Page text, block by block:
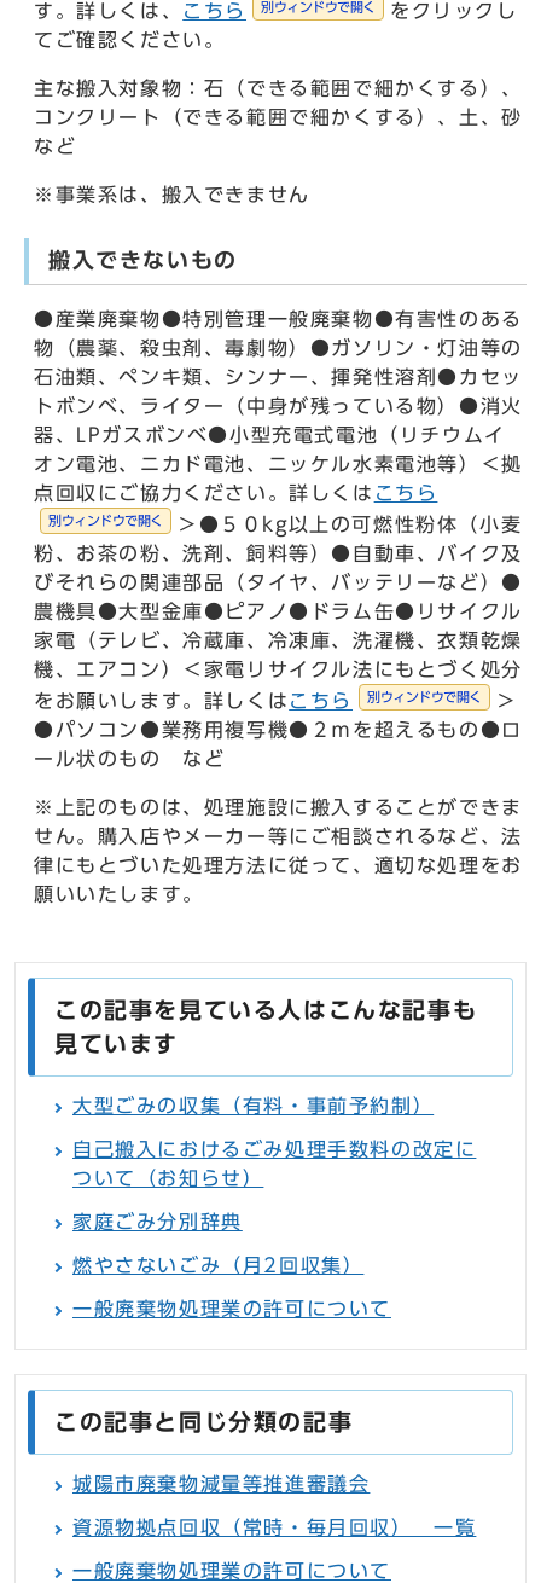
す。詳しくは、 こちら 別ウィンドウで開く
をクリックし
てご確認ください。
主な搬入対象物：石（できる範囲で細かくする）、
コンクリート（できる範囲で細かくする）、土、砂
など
※事業系は、搬入できません
搬入できないもの
●産業廃棄物●特別管理一般廃棄物●有害性のある
物（農薬、殺虫剤、毒劇物）●ガソリン・灯油等の
石油類、ペンキ類、シンナー、揮発性溶剤●カセッ
トボンベ、ライター（中身が残っている物）●消火
器、LPガスボンベ●小型充電式電池（リチウムイ
オン電池、ニカド電池、ニッケル水素電池等）＜拠
点回収にご協力ください。詳しくは こちら
別ウィンドウで開く
＞●５０kg以上の可燃性粉体（小麦
粉、お茶の粉、洗剤、飼料等）●自動車、バイク及
びそれらの関連部品（タイヤ、バッテリーなど）●
農機具●大型金庫●ピアノ●ドラム缶●リサイクル
家電（テレビ、冷蔵庫、冷凍庫、洗濯機、衣類乾燥
機、エアコン）＜家電リサイクル法にもとづく処分
をお願いします。詳しくは こちら 別ウィンドウで開く
＞
●パソコン●業務用複写機●２ｍを超えるもの●ロ
ール状のもの など
※上記のものは、処理施設に搬入することができま
せん。購入店やメーカー等にご相談されるなど、法
律にもとづいた処理方法に従って、適切な処理をお
願いいたします。
この記事を見ている人はこんな記事も
見ています
大型ごみの収集（有料・事前予約制）
自己搬入におけるごみ処理手数料の改定に
ついて（お知らせ）
家庭ごみ分別辞典
燃やさないごみ（月2回収集）
一般廃棄物処理業の許可について
この記事と同じ分類の記事
城陽市廃棄物減量等推進審議会
資源物拠点回収（常時・毎月回収） 一覧
一般廃棄物処理業の許可について